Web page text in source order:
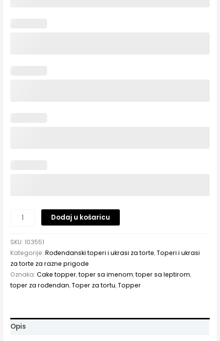
Dodaj u košaricu
SKU:103551
Kategorije:Rođendanski toperi i ukrasi za torte,Toperi i ukrasi
za torte za razne prigode
Oznaka:Cake topper,toper sa imenom,toper sa leptirom,
toper za rođendan,Toper za tortu,Topper
Opis